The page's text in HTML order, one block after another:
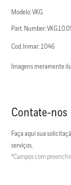
Modelo: VKG
Part. Number:
Cod. Inmar: 1046
Imagens meramente
Contate-nos
Faça aqui sua
serviços.
*Campos com